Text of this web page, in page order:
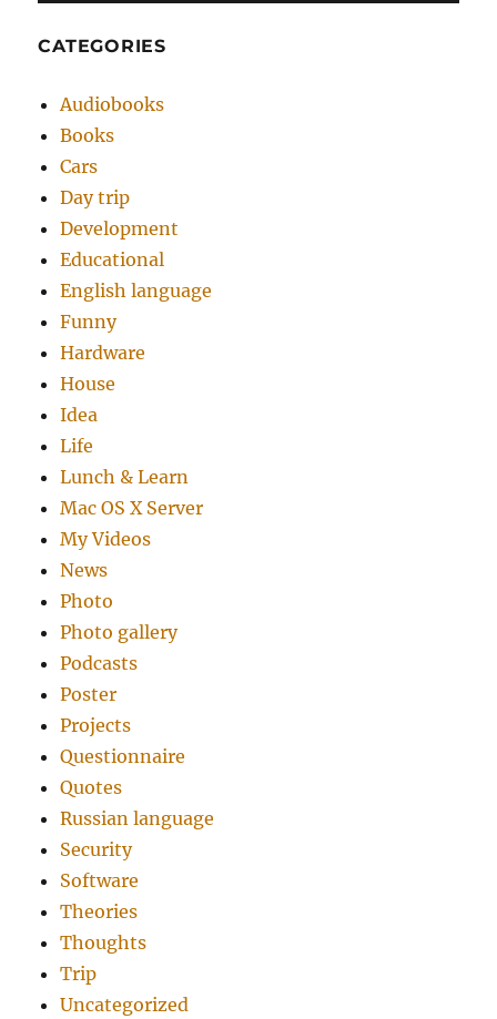
CATEGORIES
Audiobooks
Books
Cars
Day trip
Development
Educational
English language
Funny
Hardware
House
Idea
Life
Lunch & Learn
Mac OS X Server
My Videos
News
Photo
Photo gallery
Podcasts
Poster
Projects
Questionnaire
Quotes
Russian language
Security
Software
Theories
Thoughts
Trip
Uncategorized